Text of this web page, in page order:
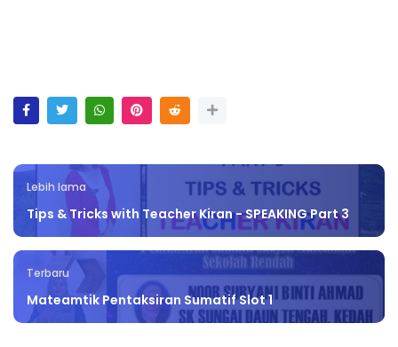
Lebih lama
Tips & Tricks with Teacher Kiran - SPEAKING Part 3
Terbaru
Mateamtik Pentaksiran Sumatif Slot 1